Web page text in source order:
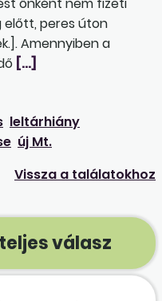
önként nem fizeti
előtt, peres úton
Amennyiben a
[…]
leltárhiány
új Mt.
Vissza a találatokhoz
válasz